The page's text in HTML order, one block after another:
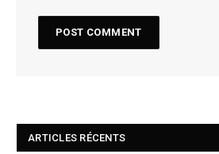
ARTICLES RÉCENTS